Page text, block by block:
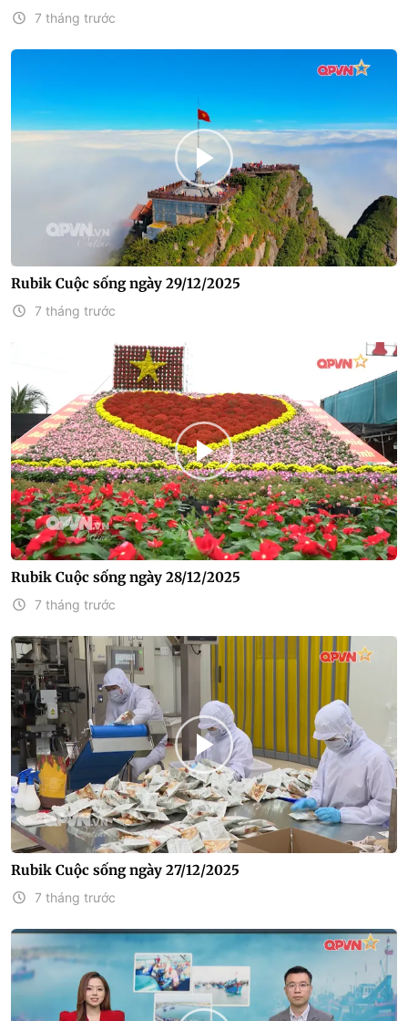
7 tháng trước
Rubik Cuộc sống ngày 29/12/2025
7 tháng trước
Rubik Cuộc sống ngày 28/12/2025
7 tháng trước
Rubik Cuộc sống ngày 27/12/2025
7 tháng trước